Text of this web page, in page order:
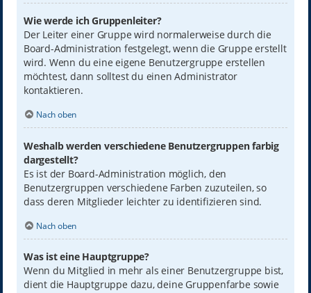
Wie werde ich Gruppenleiter?
Der Leiter einer Gruppe wird normalerweise durch die
Board-Administration festgelegt, wenn die Gruppe erstellt
wird. Wenn du eine eigene Benutzergruppe erstellen
möchtest, dann solltest du einen Administrator
kontaktieren.
Nach oben
Weshalb werden verschiedene Benutzergruppen farbig
dargestellt?
Es ist der Board-Administration möglich, den
Benutzergruppen verschiedene Farben zuzuteilen, so
dass deren Mitglieder leichter zu identifizieren sind.
Nach oben
Was ist eine Hauptgruppe?
Wenn du Mitglied in mehr als einer Benutzergruppe bist,
dient die Hauptgruppe dazu, deine Gruppenfarbe sowie